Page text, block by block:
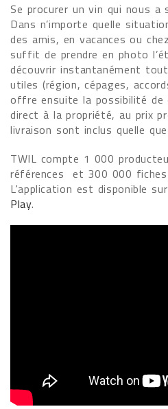
Se procurer un vin qui nous a
Dans n’importe quelle
des amis, en vacances ou
suffit de prendre en photo
découvrir instantanément
utiles (région, cépages,
offre ensuite la possibilité de
direct à la propriété, au prix
livraison sont inclus quelle
TWIL compte 1 000
références et 300 000
L'application est disponible sur
Play.